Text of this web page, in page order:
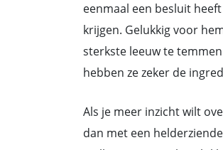
eenmaal een besluit
krijgen. Gelukkig voor
sterkste leeuw te
hebben ze zeker de
Als je meer inzicht wilt
dan met een